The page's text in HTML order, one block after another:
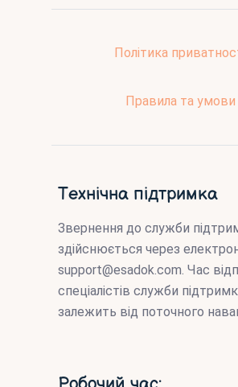
Політика
Правила та умови
Технічна підтримка
Звернення до служби
здійснюється через
support@esadok.com. Час
спеціалістів служби
залежить від поточного